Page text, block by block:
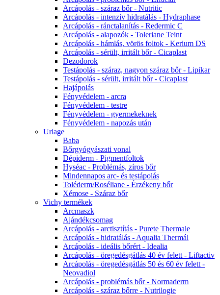
Arcápolás - száraz bőr - Nutritic
Arcápolás - intenzív hidratálás - Hydraphase
Arcápolás - ránctalanítás - Redermic C
Arcápolás - alapozók - Toleriane Teint
Arcápolás - hámlás, vörös foltok - Kerium DS
Arcápolás - sérült, irritált bőr - Cicaplast
Dezodorok
Testápolás - száraz, nagyon száraz bőr - Lipikar
Testápolás - sérült, irritált bőr - Cicaplast
Hajápolás
Fényvédelem - arcra
Fényvédelem - testre
Fényvédelem - gyermekeknek
Fényvédelem - napozás után
Uriage
Baba
Bőrgyógyászati vonal
Dépiderm - Pigmentfoltok
Hyséac - Problémás, zíros bőr
Mindennapos arc- és testápolás
Toléderm/Roséliane - Érzékeny bőr
Xémose - Száraz bőr
Vichy termékek
Arcmaszk
Ajándékcsomag
Arcápolás - arctisztítás - Purete Thermale
Arcápolás - hidratálás - Aqualia Thermál
Arcápolás - ideális bőrért - Idealia
Arcápolás - öregedésgátlás 40 év felett - Liftactiv
Arcápolás - öregedésgátlás 50 és 60 év felett -
Neovadiol
Arcápolás - problémás bőr - Normaderm
Arcápolás - száraz bőrre - Nutrilogie